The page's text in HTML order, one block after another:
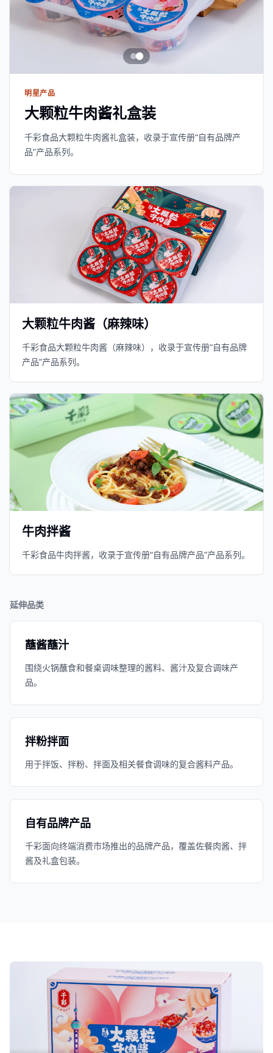
明星产品
大颗粒牛肉酱礼盒装
千彩食品大颗粒牛肉酱礼盒装，收录于宣传册“自有品牌产
品”产品系列。
大颗粒牛肉酱（麻辣味）
千彩食品大颗粒牛肉酱（麻辣味），收录于宣传册“自有品牌
产品”产品系列。
牛肉拌酱
千彩食品牛肉拌酱，收录于宣传册“自有品牌产品”产品系列。
延伸品类
蘸酱蘸汁
围绕火锅蘸食和餐桌调味整理的酱料、酱汁及复合调味产
品。
拌粉拌面
用于拌饭、拌粉、拌面及相关餐食调味的复合酱料产品。
自有品牌产品
千彩面向终端消费市场推出的品牌产品，覆盖佐餐肉酱、拌
酱及礼盒包装。